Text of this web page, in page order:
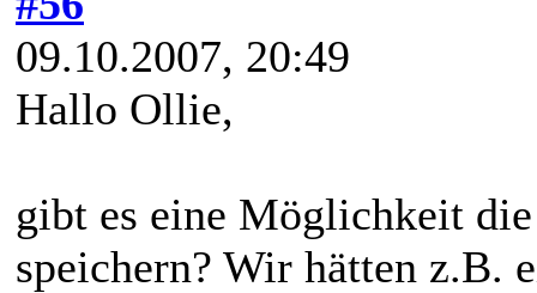
09.10.2007, 20:49
Hallo Ollie,
gibt es eine Möglichkeit
speichern? Wir hätten z.B.